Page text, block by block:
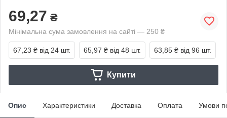
69,27 ₴
Мінімальна сума замовлення на сайті — 250 ₴
67,23 ₴ від 24 шт. 65,97 ₴ від 48 шт. 63,85 ₴ від 96 шт.
Купити
Опис Характеристики Доставка Оплата Умови